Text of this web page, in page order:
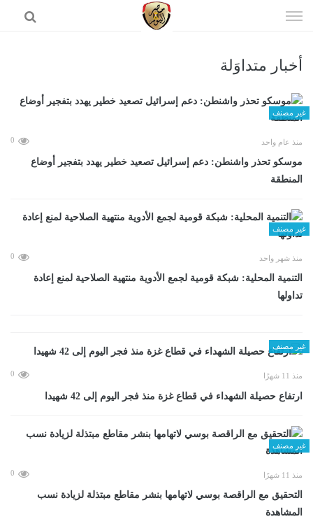
الى
أخبار متداوَلة
غير مصنف
منذ عام واحد 0
موسكو تحذر واشنطن: دعم إسرائيل تصعيد خطير يهدد بتفجير أوضاع
المنطقة
غير مصنف
منذ شهر واحد 0
التنمية المحلية: شبكة قومية لجمع الأدوية منتهية الصلاحية لمنع إعادة
تداولها
غير مصنف
منذ 11 شهرًا 0
ارتفاع حصيلة الشهداء في قطاع غزة منذ فجر اليوم إلى 42 شهيدا
غير مصنف
منذ 11 شهرًا 0
التحقيق مع الراقصة بوسي لاتهامها بنشر مقاطع مبتذلة لزيادة نسب
المشاهدة